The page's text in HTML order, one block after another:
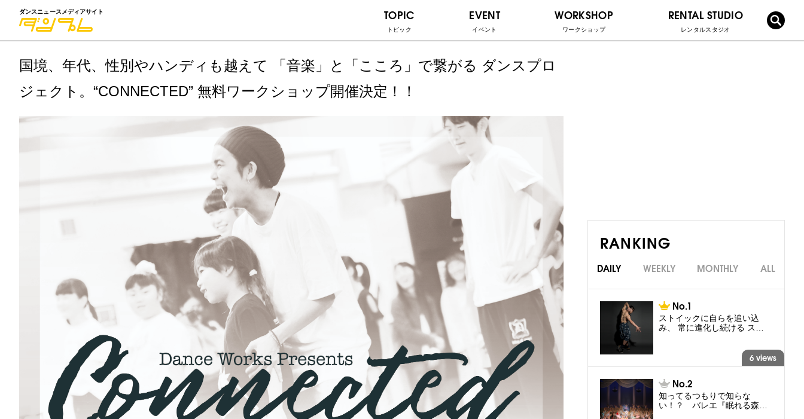
ダンスニュースメディアサイト TOPIC
トピック
EVENT
イベント
WORKSHOP
ワークショップ
RENTAL STUDIO
レンタルスタジオ
国境、年代、性別やハンディも越えて 「音楽」と「こころ」で繋がる ダンスプロ
ジェクト。“CONNECTED” 無料ワークショップ開催決定！！
RANKING
DAILY WEEKLY MONTHLY ALL
ストイックに自らを追い込
み、 常に進化し続ける ス…
6 views
知ってるつもりで知らな
い！？ バレエ『眠れる森…